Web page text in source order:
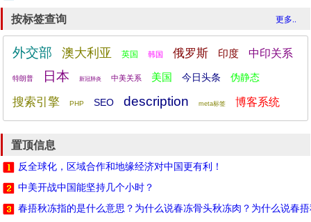
更多..
按标签查询
外交部 澳大利亚 英国 韩国 俄罗斯 印度 中印关系
特朗普 日本 新冠肺炎 中美关系 美国 今日头条 伪静态
搜索引擎 PHP SEO description meta标签 博客系统
置顶信息
反全球化，区域合作和地缘经济对中国更有利！
中美开战中国能坚持几个小时？
春捂秋冻指的是什么意思？为什么说春冻骨头秋冻肉？为什么说春